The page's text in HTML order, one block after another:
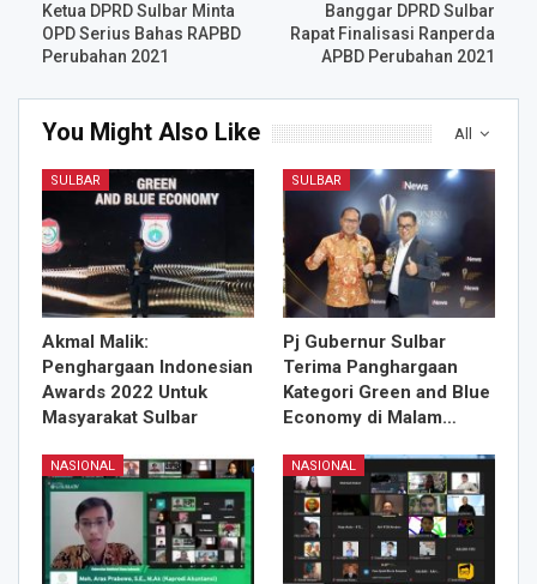
Ketua DPRD Sulbar Minta
OPD Serius Bahas RAPBD
Perubahan 2021
Banggar DPRD Sulbar
Rapat Finalisasi Ranperda
APBD Perubahan 2021
All
You Might Also Like
SULBAR
Akmal Malik:
Penghargaan Indonesian
Awards 2022 Untuk
Masyarakat Sulbar
SULBAR
Pj Gubernur Sulbar
Terima Panghargaan
Kategori Green and Blue
Economy di Malam…
NASIONAL NASIONAL